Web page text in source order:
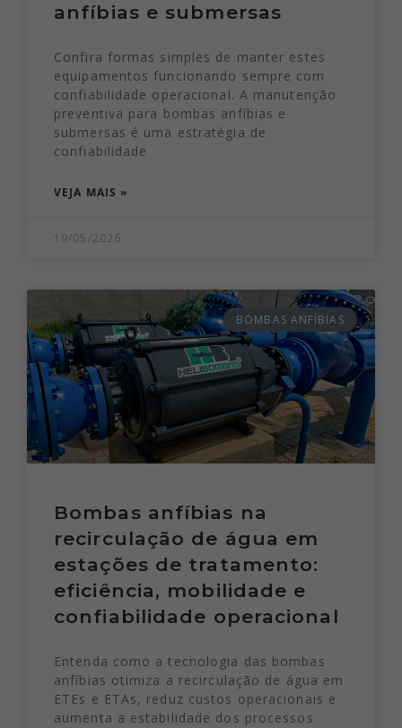
anfíbias e submersas
Confira formas simples de manter estes
equipamentos funcionando sempre com
confiabilidade operacional. A manutenção
preventiva para bombas anfíbias e
submersas é uma estratégia de
confiabilidade
VEJA MAIS »
19/05/2026
BOMBAS ANFÍBIAS
Bombas anfíbias na
recirculação de água em
estações de tratamento:
eficiência, mobilidade e
confiabilidade operacional
Entenda como a tecnologia das bombas
anfíbias otimiza a recirculação de água em
ETEs e ETAs, reduz custos operacionais e
aumenta a estabilidade dos processos